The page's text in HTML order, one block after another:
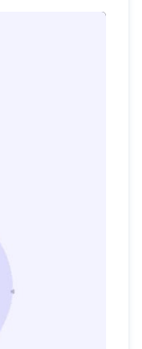
ویو